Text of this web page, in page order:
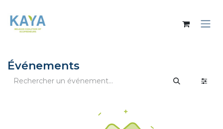
Événements